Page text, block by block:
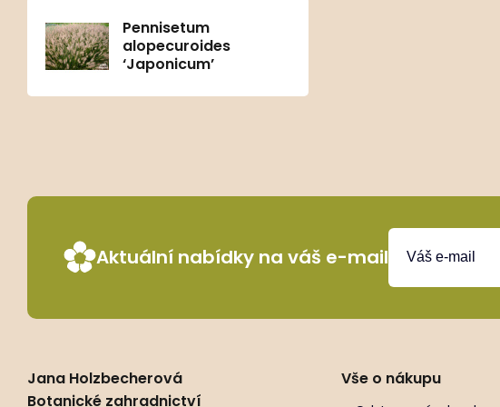
Pennisetum
alopecuroides
‘Japonicum’
Aktuální nabídky na váš e-mail
Jana Holzbecherová
Botanické zahradnictví
Vše o nákupu